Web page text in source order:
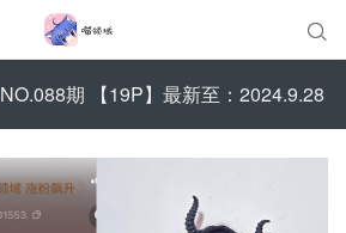

期 【19P】最新至：2024.9.28